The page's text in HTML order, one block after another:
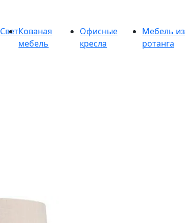
СветКованая
мебель
Офисные
кресла
Мебель из
ротанга